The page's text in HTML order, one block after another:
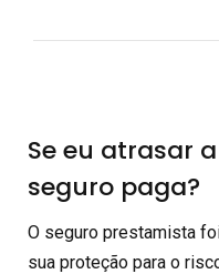
Se eu atrasar
seguro paga?
O seguro prestamista
sua proteção para o